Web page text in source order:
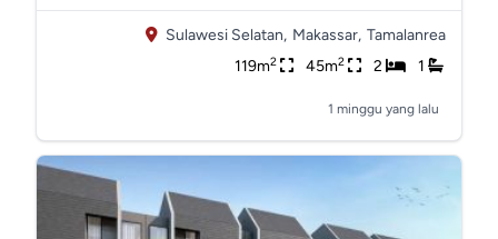
Sulawesi Selatan, Makassar, Tamalanrea
119m2 45m2 2 1
1 minggu yang lalu